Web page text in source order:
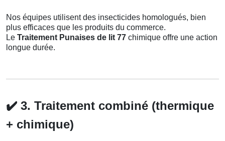
Nos équipes utilisent des insecticides homologués, bien
plus efficaces que les produits du commerce.
Le Traitement Punaises de lit 77 chimique offre une action
longue durée.
✔️ 3. Traitement combiné (thermique
+ chimique)